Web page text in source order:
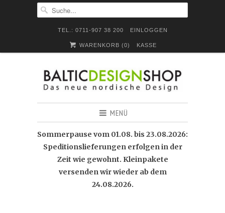
TEL.: 0711-907 38 200 EINLOGGEN
WARENKORB (0) KASSE
MENÜ
Sommerpause vom 01.08. bis 23.08.2026:
Speditionslieferungen erfolgen in der
Zeit wie gewohnt. Kleinpakete
versenden wir wieder ab dem
24.08.2026.